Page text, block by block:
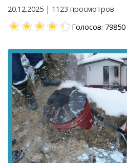
20.12.2025 | 1123 просмотров
Голосов: 79850